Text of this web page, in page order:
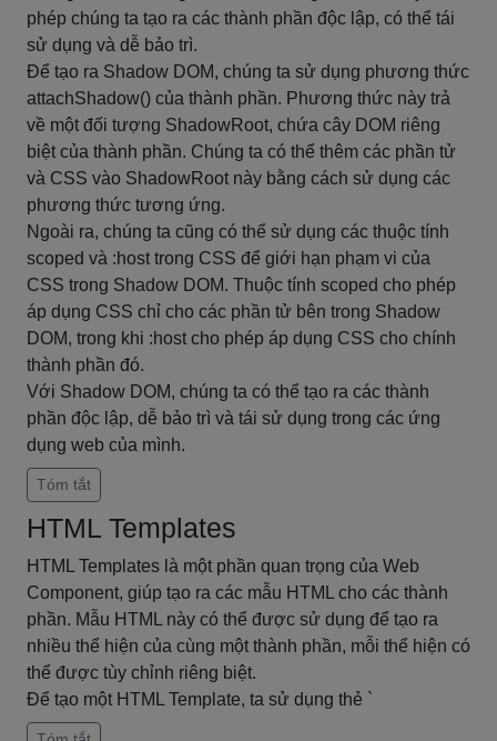
phép chúng ta tạo ra các thành phần độc lập, có thể tái
sử dụng và dễ bảo trì.
Để tạo ra Shadow DOM, chúng ta sử dụng phương thức
attachShadow() của thành phần. Phương thức này trả
về một đối tượng ShadowRoot, chứa cây DOM riêng
biệt của thành phần. Chúng ta có thể thêm các phần tử
và CSS vào ShadowRoot này bằng cách sử dụng các
phương thức tương ứng.
Ngoài ra, chúng ta cũng có thể sử dụng các thuộc tính
scoped và :host trong CSS để giới hạn phạm vi của
CSS trong Shadow DOM. Thuộc tính scoped cho phép
áp dụng CSS chỉ cho các phần tử bên trong Shadow
DOM, trong khi :host cho phép áp dụng CSS cho chính
thành phần đó.
Với Shadow DOM, chúng ta có thể tạo ra các thành
phần độc lập, dễ bảo trì và tái sử dụng trong các ứng
dụng web của mình.
Tóm tắt
HTML Templates
HTML Templates là một phần quan trọng của Web
Component, giúp tạo ra các mẫu HTML cho các thành
phần. Mẫu HTML này có thể được sử dụng để tạo ra
nhiều thể hiện của cùng một thành phần, mỗi thể hiện có
thể được tùy chỉnh riêng biệt.
Để tạo một HTML Template, ta sử dụng thẻ `